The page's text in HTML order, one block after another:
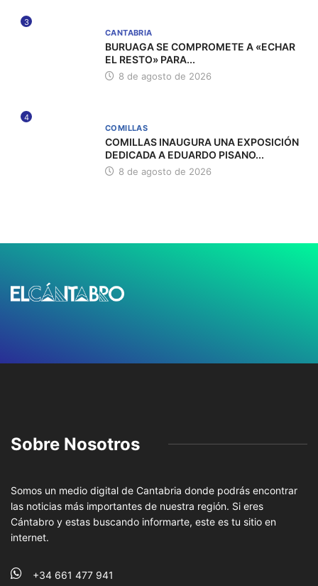
3
CANTABRIA
BURUAGA SE COMPROMETE A «ECHAR
EL RESTO» PARA...
8 de agosto de 2026
4
COMILLAS
COMILLAS INAUGURA UNA EXPOSICIÓN
DEDICADA A EDUARDO PISANO...
8 de agosto de 2026
Sobre Nosotros
Somos un medio digital de Cantabria donde podrás encontrar
las noticias más importantes de nuestra región. Si eres
Cántabro y estas buscando informarte, este es tu sitio en
internet.
+34 661 477 941